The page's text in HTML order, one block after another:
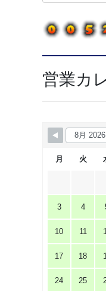
営業カ
月 火
3 4
10 11
17 18
24 25